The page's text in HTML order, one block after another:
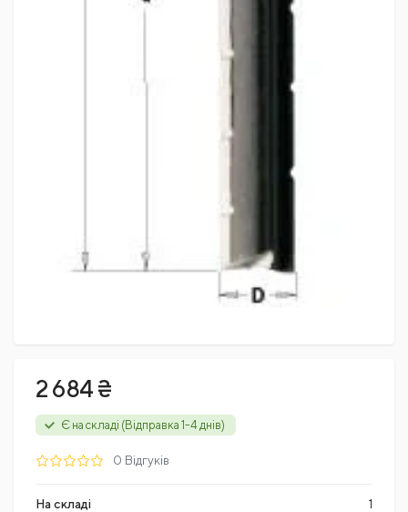
2 684 ₴
Є на складі (Відправка 1-4 днів)
0 Відгуків
На складі
1